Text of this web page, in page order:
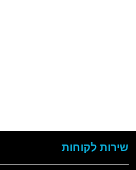
שירות לקוחות